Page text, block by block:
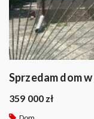
359 000 zł